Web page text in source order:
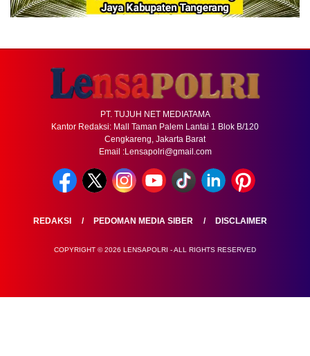
PT. TUJUH NET MEDIATAMA
Kantor Redaksi: Mall Taman Palem Lantai 1 Blok B/120
Cengkareng, Jakarta Barat
Email :Lensapolri@gmail.com
REDAKSI PEDOMAN MEDIA SIBER DISCLAIMER
COPYRIGHT © 2026 LENSAPOLRI - ALL RIGHTS RESERVED